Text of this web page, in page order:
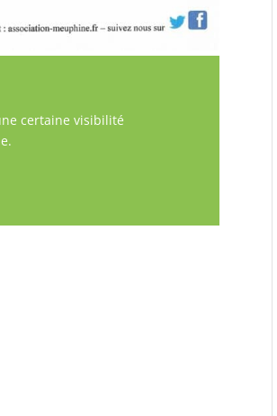
certaine visibilité